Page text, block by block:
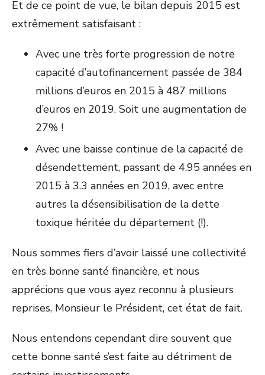
Et de ce point de vue, le bilan depuis 2015 est
extrêmement satisfaisant :
Avec une très forte progression de notre
capacité d’autofinancement passée de 384
millions d’euros en 2015 à 487 millions
d’euros en 2019. Soit une augmentation de
27% !
Avec une baisse continue de la capacité de
désendettement, passant de 4.95 années en
2015 à 3.3 années en 2019, avec entre
autres la désensibilisation de la dette
toxique héritée du département (!).
Nous sommes fiers d’avoir laissé une collectivité
en très bonne santé financière, et nous
apprécions que vous ayez reconnu à plusieurs
reprises, Monsieur le Président, cet état de fait.
Nous entendons cependant dire souvent que
cette bonne santé s’est faite au détriment de